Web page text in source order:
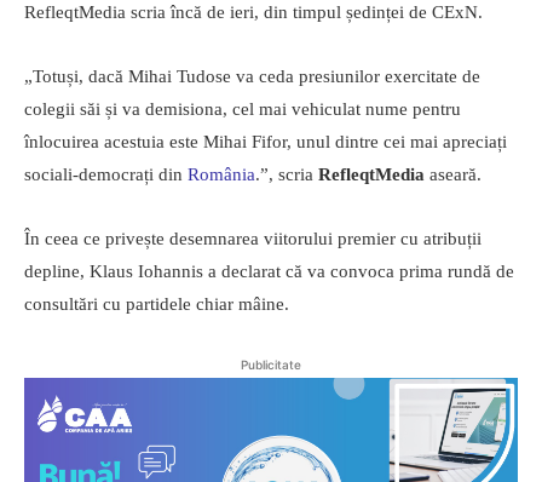
RefleqtMedia scria încă de ieri, din timpul ședinței de CExN.
„Totuși, dacă Mihai Tudose va ceda presiunilor exercitate de
colegii săi și va demisiona, cel mai vehiculat nume pentru
înlocuirea acestuia este Mihai Fifor, unul dintre cei mai apreciați
sociali-democrați din România.”, scria RefleqtMedia aseară.
În ceea ce privește desemnarea viitorului premier cu atribuții
depline, Klaus Iohannis a declarat că va convoca prima rundă de
consultări cu partidele chiar mâine.
Publicitate